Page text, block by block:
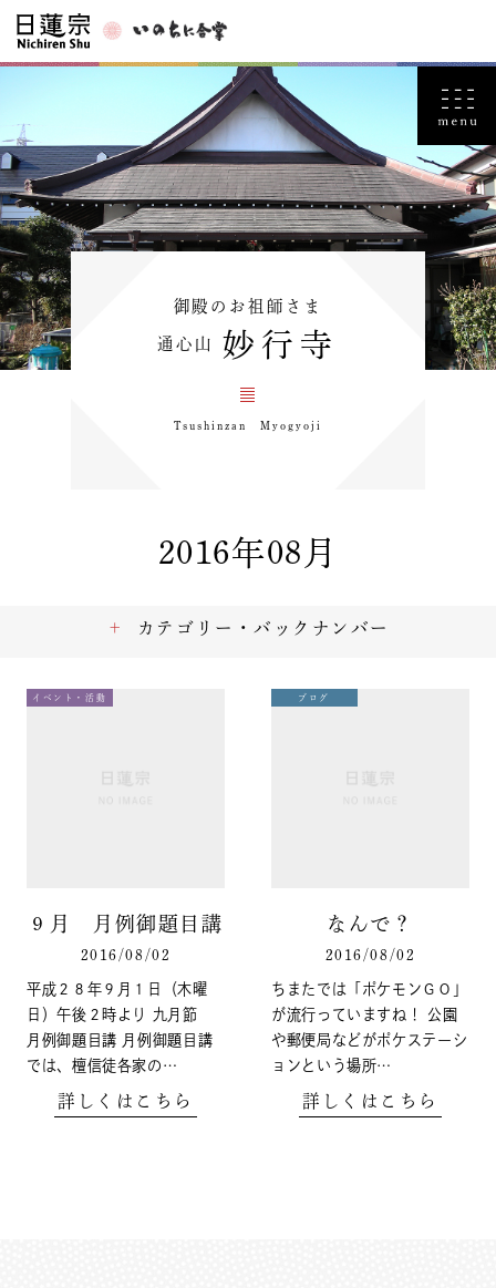
御殿のお祖師さま
通心山 妙行寺
Tsushinzan Myogyoji
2016年08月
イベント・活動
９月 月例御題目講
2016/08/02
平成２８年９月１日（木曜
日）午後２時より 九月節
月例御題目講 月例御題目講
では、檀信徒各家の…
詳しくはこちら
ブログ
なんで？
2016/08/02
ちまたでは「ポケモンＧＯ」
が流行っていますね！ 公園
や郵便局などがポケステーシ
ョンという場所…
詳しくはこちら
カテゴリー・バックナンバー